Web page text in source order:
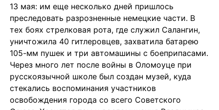
13 мая: им еще несколько дней пришлось
преследовать разрозненные немецкие части. В
тех боях стрелковая рота, где служил Салангин,
уничтожила 40 гитлеровцев, захватила батарею
105-мм пушек и три автомашины с боеприпасами.
Через много лет после войны в Оломоуце при
русскоязычной школе был создан музей, куда
стекались воспоминания участников
освобождения города со всего Советского